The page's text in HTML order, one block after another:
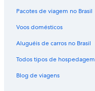
Pacotes de viagem no Brasil
Voos domésticos
Aluguéis de carros no Brasil
Todos tipos de hospedagem
Blog de viagens